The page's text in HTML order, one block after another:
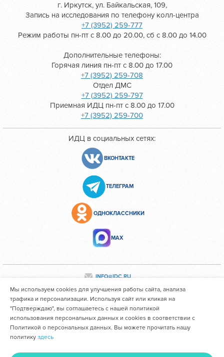
г. Иркутск, ул. Байкальская, 109,
Запись на исследования по телефону колл-центра
+7 (3952) 259-777
Режим работы пн-пт с 8.00 до 20.00, сб с 8.00 до 14.00
Дополнительные телефоны:
Горячая линия пн-пт с 8.00 до 17.00
+7 (3952) 259-708
Отдел ДМС
+7 (3952) 259-797
Приемная ИДЦ пн-пт с 8.00 до 17.00
+7 (3952) 259-700
ИДЦ в социальных сетях:
ВКОНТАКТЕ
ТЕЛЕГРАМ
ОДНОКЛАССНИКИ
МАХ
INFO@IDC.RU
Все персональные данные сотрудников размещены с их
согласия
Областное государственное автономное учреждение
Мы используем cookies для улучшения работы сайта, анализа
трафика и персонализации. Используя сайт или кликая на
"Подтверждаю", вы соглашаетесь с нашей политикой
использования персональных данных и cookies в соответствии с
Политикой о персональных данных. Вы можете прочитать нашу
политику здесь